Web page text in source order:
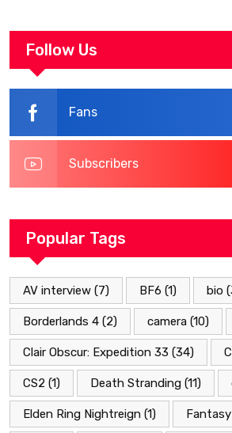
Follow Us
Fans
Subscribers
Popular Tags
AV interview (7) BF6 (1) bio
Borderlands 4 (2) camera (10)
Clair Obscur: Expedition 33 (34)
CS2 (1) Death Stranding (11)
Elden Ring Nightreign (1)